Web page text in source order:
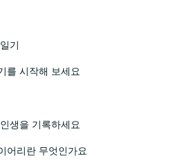
기
를 시작해 보세요
생을 기록하세요
어리란 무엇인가요